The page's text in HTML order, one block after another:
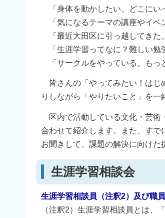
「身体を動かしたい。どこにい
「気になるテーマの講座やイベ
「最近大田区に引っ越してきた
「生涯学習ってなに？難しい勉
「サークルをやっている。もっ
皆さんの「やってみたい！はじ
りしながら「やりたいこと」を一
区内で活動している文化・芸術
合わせて紹介します。また、す
お聞きして、課題の解決に向け
生涯学習相談会
生涯学習相談員（注釈2）及び職
（注釈2）生涯学習相談員とは、